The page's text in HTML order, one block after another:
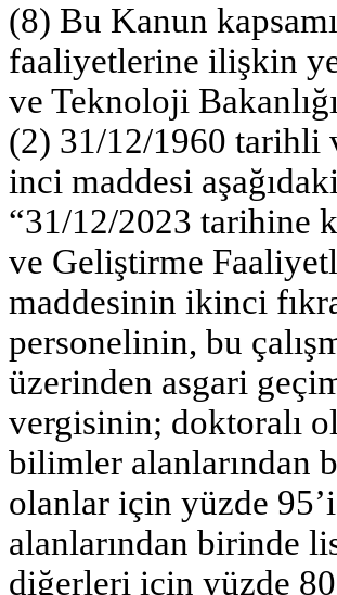
(8) Bu Kanun
faaliyetlerine ilişkin
ve Teknoloji
(2) 31/12/1960 tarihli
inci maddesi
“31/12/2023 tarihine
ve Geliştirme
maddesinin ikinci
personelinin, bu
üzerinden asgari
vergisinin; doktoralı
bilimler alanlarından
olanlar için yüzde
alanlarından birinde
diğerleri için yüzde